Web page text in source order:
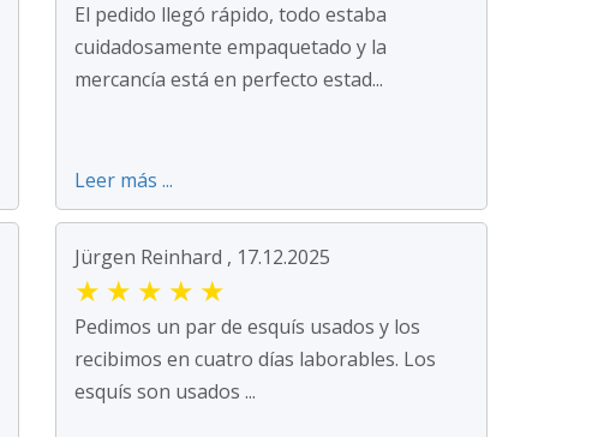
El pedido llegó rápido, todo estaba
cuidadosamente empaquetado y la
mercancía está en perfecto estad...
Leer más ...
Jürgen Reinhard , 17.12.2025
★ ★ ★ ★ ★
Pedimos un par de esquís usados y los
recibimos en cuatro días laborables. Los
esquís son usados ...